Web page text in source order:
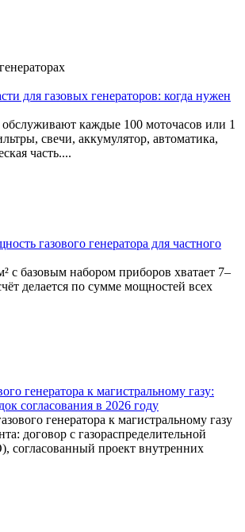
для газовых генераторов: когда нужен
обслуживают каждые 100 моточасов или 1
свечи, аккумулятор, автоматика,
часть....
газового генератора для частного
с базовым набором приборов хватает 7–
делается по сумме мощностей всех
генератора к магистральному газу:
согласования в 2026 году
генератора к магистральному газу
договор с газораспределительной
согласованный проект внутренних